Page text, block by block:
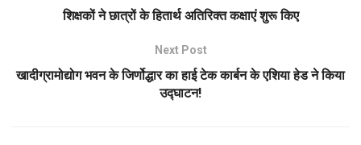
शिक्षकों ने छात्रों के हितार्थ अतिरिक्त कक्षाएं शुरू किए
Next Post
खादीग्रामोद्योग भवन के जिर्णोद्धार का हाई टेक कार्बन के एशिया हेड ने किया
उद्घाटन!